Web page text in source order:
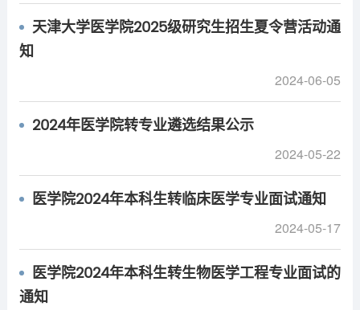
天津大学医学院2025级研究生招生夏令营活动通
知
2024-06-05
2024年医学院转专业遴选结果公示
2024-05-22
医学院2024年本科生转临床医学专业面试通知
2024-05-17
医学院2024年本科生转生物医学工程专业面试的
通知